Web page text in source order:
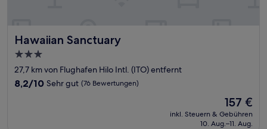
Hawaiian Sanctuary
Hawaiian Sanctuary
3.0-
Sterne-
Unterkunft
27,7 km von Flughafen Hilo Intl. (ITO) entfernt
8.2
8,2/10 Sehr gut (76 Bewertungen)
Der
Preis
beträgt
157 €
inkl. Steuern & Gebühren
10. Aug.–11. Aug.